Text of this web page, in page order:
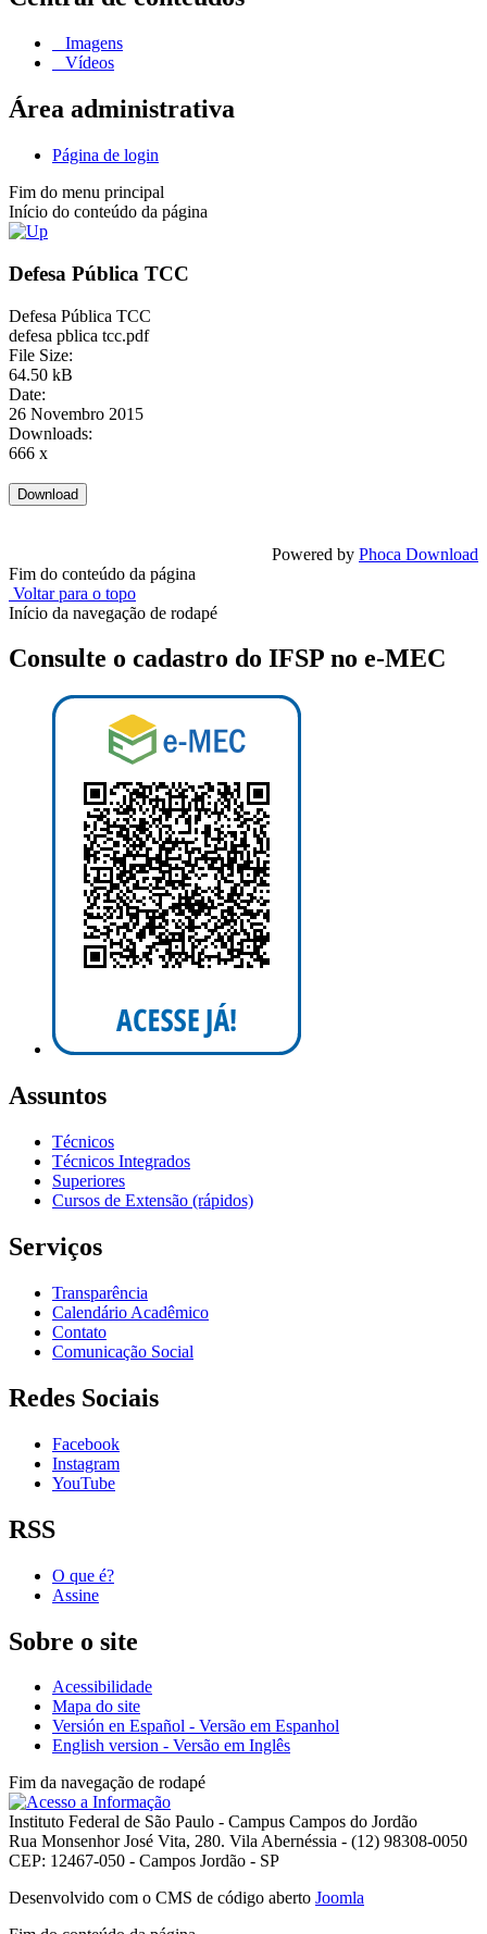
Imagens
Vídeos
Área administrativa
Página de login
Fim do menu principal
Início do conteúdo da página
Defesa Pública TCC
Defesa Pública TCC
defesa pblica tcc.pdf
File Size:
64.50 kB
Date:
26 Novembro 2015
Downloads:
666 x
Powered by Phoca Download
Fim do conteúdo da página
Voltar para o topo
Início da navegação de rodapé
Consulte o cadastro do IFSP no e-MEC
Assuntos
Técnicos
Técnicos Integrados
Superiores
Cursos de Extensão (rápidos)
Serviços
Transparência
Calendário Acadêmico
Contato
Comunicação Social
Redes Sociais
Facebook
Instagram
YouTube
RSS
O que é?
Assine
Sobre o site
Acessibilidade
Mapa do site
Versión en Español - Versão em Espanhol
English version - Versão em Inglês
Fim da navegação de rodapé
Instituto Federal de São Paulo - Campus Campos do Jordão
Rua Monsenhor José Vita, 280. Vila Abernéssia - (12) 98308-0050
CEP: 12467-050 - Campos Jordão - SP
Desenvolvido com o CMS de código aberto Joomla